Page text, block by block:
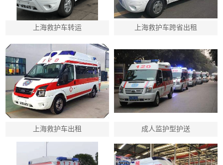
上海救护车转运 上海救护车跨省出租
上海救护车出租 成人监护型护送